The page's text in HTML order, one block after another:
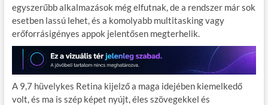
egyszerűbb alkalmazások még elfutnak, de a rendszer már sok
esetben lassú lehet, és a komolyabb multitasking vagy
erőforrásigényes appok jelentősen megterhelik.
A 9,7 hüvelykes Retina kijelző a maga idejében kiemelkedő
volt, és ma is szép képet nyújt, éles szövegekkel és